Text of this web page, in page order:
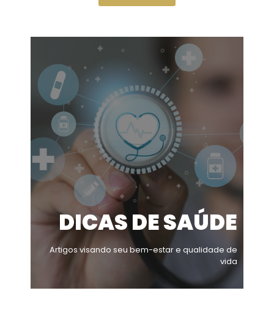
DICAS DE SAÚDE
Artigos visando seu bem-estar e qualidade de
vida